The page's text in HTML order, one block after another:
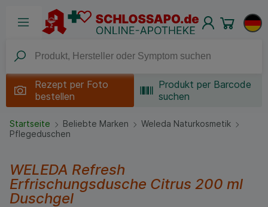
Rezept per Foto
bestellen
Produkt per Barcode
suchen
Startseite Beliebte Marken
Weleda Naturkosmetik
Pflegeduschen
WELEDA Refresh
Erfrischungsdusche Citrus 200 ml
Duschgel